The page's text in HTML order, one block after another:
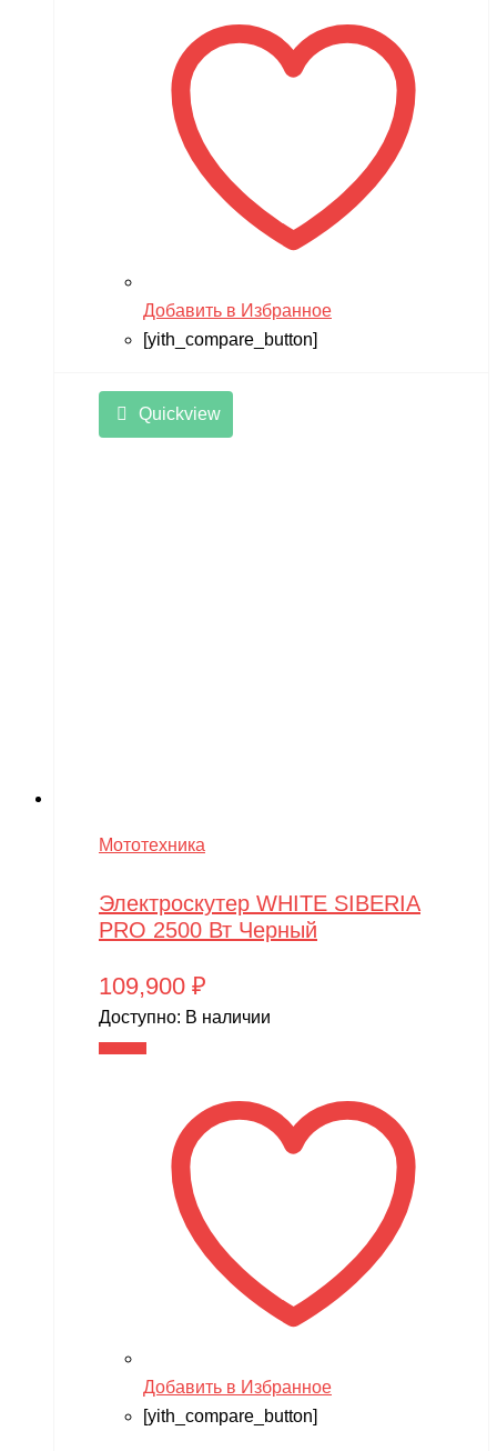
Добавить в Избранное
[yith_compare_button]
Quickview
Мототехника
Электроскутер WHITE SIBERIA
PRO 2500 Вт Черный
109,900 ₽
Доступно: В наличии
Добавить в Избранное
[yith_compare_button]